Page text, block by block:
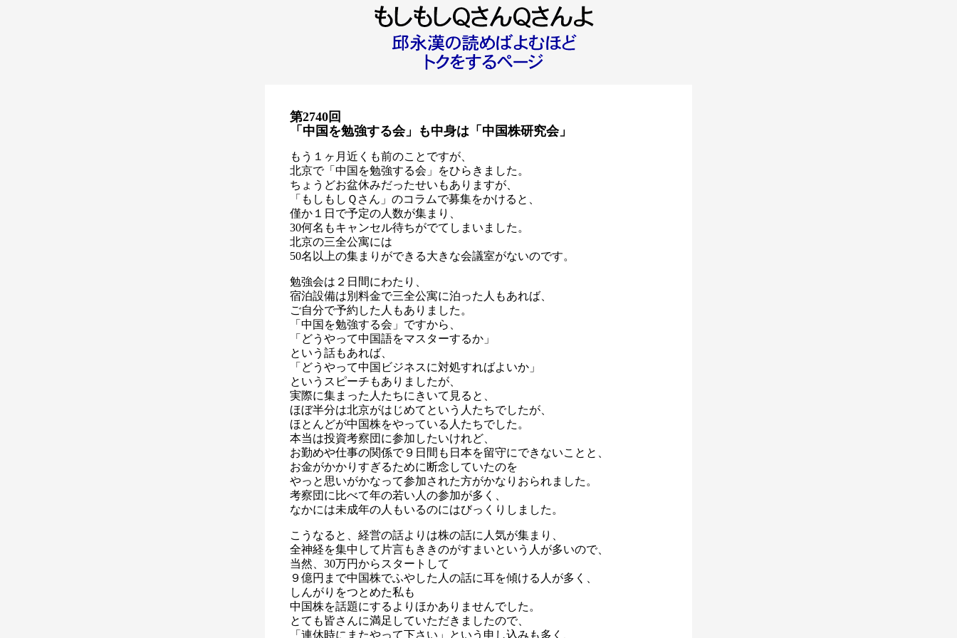
第2740回
「中国を勉強する会」も中身は「中国株研究会」
もう１ヶ月近くも前のことですが、
北京で「中国を勉強する会」をひらきました。
ちょうどお盆休みだったせいもありますが、
「もしもしＱさん」のコラムで募集をかけると、
僅か１日で予定の人数が集まり、
30何名もキャンセル待ちがでてしまいました。
北京の三全公寓には
50名以上の集まりができる大きな会議室がないのです。
勉強会は２日間にわたり、
宿泊設備は別料金で三全公寓に泊った人もあれば、
ご自分で予約した人もありました。
「中国を勉強する会」ですから、
「どうやって中国語をマスターするか」
という話もあれば、
「どうやって中国ビジネスに対処すればよいか」
というスピーチもありましたが、
実際に集まった人たちにきいて見ると、
ほぼ半分は北京がはじめてという人たちでしたが、
ほとんどが中国株をやっている人たちでした。
本当は投資考察団に参加したいけれど、
お勤めや仕事の関係で９日間も日本を留守にできないことと、
お金がかかりすぎるために断念していたのを
やっと思いがかなって参加された方がかなりおられました。
考察団に比べて年の若い人の参加が多く、
なかには未成年の人もいるのにはびっくりしました。
こうなると、経営の話よりは株の話に人気が集まり、
全神経を集中して片言もききのがすまいという人が多いので、
当然、30万円からスタートして
９億円まで中国株でふやした人の話に耳を傾ける人が多く、
しんがりをつとめた私も
中国株を話題にするよりほかありませんでした。
とても皆さんに満足していただきましたので、
「連休時にまたやって下さい」という申し込みも多く、